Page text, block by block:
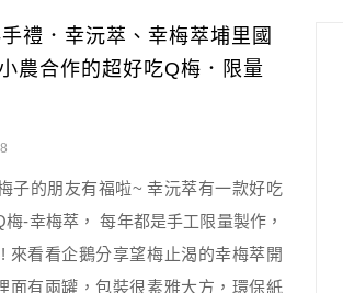
禮．幸沅萃、幸梅萃埔里國
農合作的超好吃Q梅．限量
子的朋友有福啦~ 幸沅萃有一款好吃
-幸梅萃， 每年都是手工限量製作，
來看看企鵝分享望梅止渴的幸梅萃開
面有兩罐，包裝很素雅大方，環保紙